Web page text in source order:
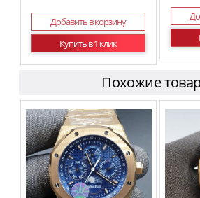
Добавить в корзину
Купить в 1 клик
Похожие